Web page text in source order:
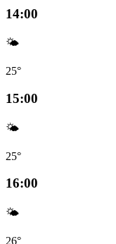
14:00
🌤️
25°
15:00
🌤️
25°
16:00
🌤️
26°